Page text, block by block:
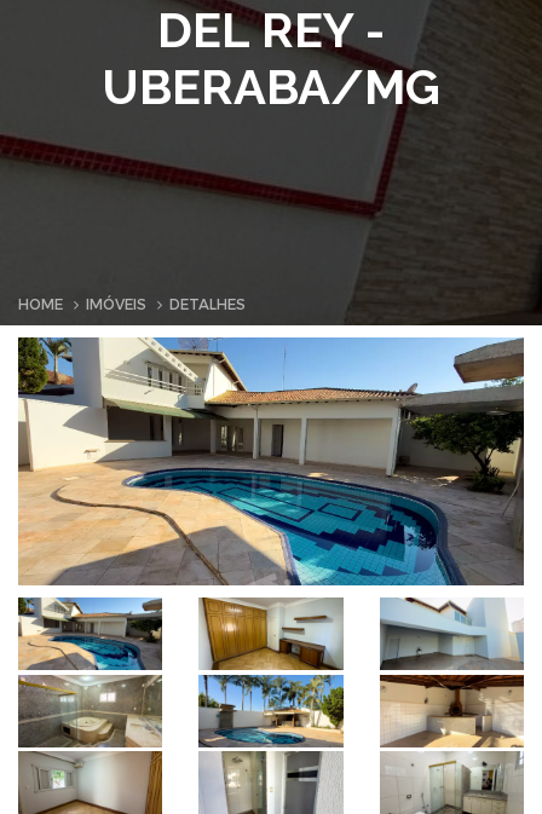
DEL REY -
UBERABA/MG
HOME IMÓVEIS DETALHES